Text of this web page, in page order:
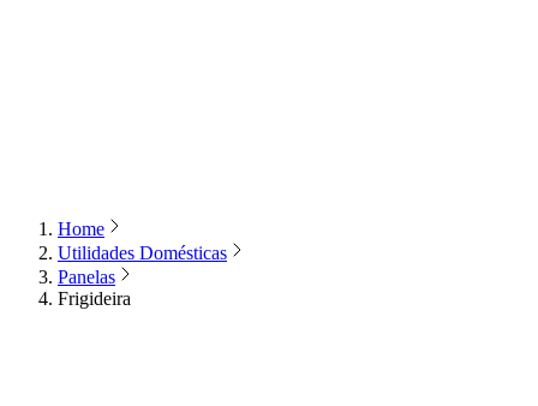
Home
Utilidades Domésticas
Panelas
Frigideira